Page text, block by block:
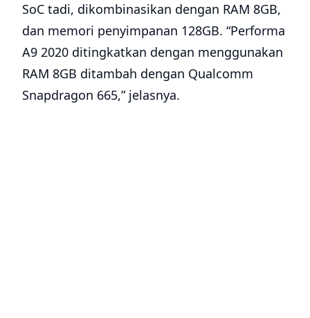
SoC tadi, dikombinasikan dengan RAM 8GB,
dan memori penyimpanan 128GB. “Performa
A9 2020 ditingkatkan dengan menggunakan
RAM 8GB ditambah dengan Qualcomm
Snapdragon 665,” jelasnya.